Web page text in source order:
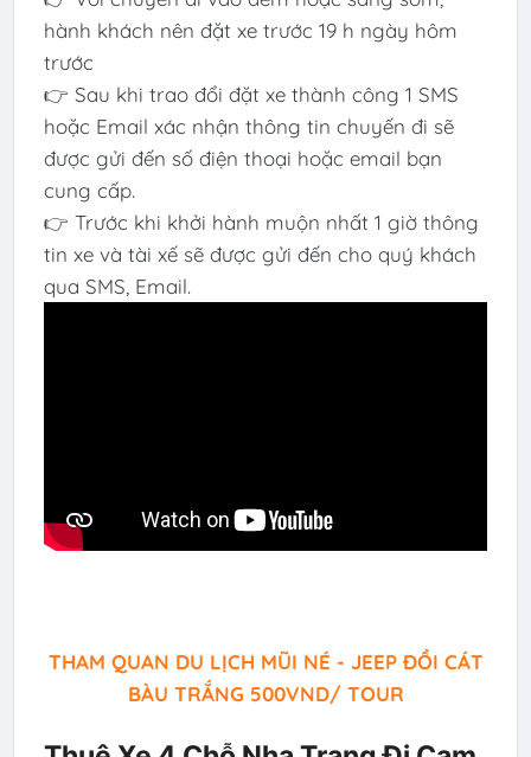
hành khách nên đặt xe trước 19 h ngày hôm
trước
👉 Sau khi trao đổi đặt xe thành công 1 SMS
hoặc Email xác nhận thông tin chuyến đi sẽ
được gửi đến số điện thoại hoặc email bạn
cung cấp.
👉 Trước khi khởi hành muộn nhất 1 giờ thông
tin xe và tài xế sẽ được gửi đến cho quý khách
qua SMS, Email.
THAM QUAN DU LỊCH MŨI NÉ - JEEP ĐỒI CÁT
BÀU TRẮNG 500VND/ TOUR